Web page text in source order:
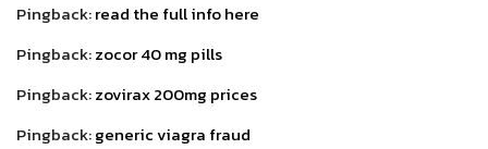
Pingback:read the full info here
Pingback:zocor 40 mg pills
Pingback:zovirax 200mg prices
Pingback:generic viagra fraud